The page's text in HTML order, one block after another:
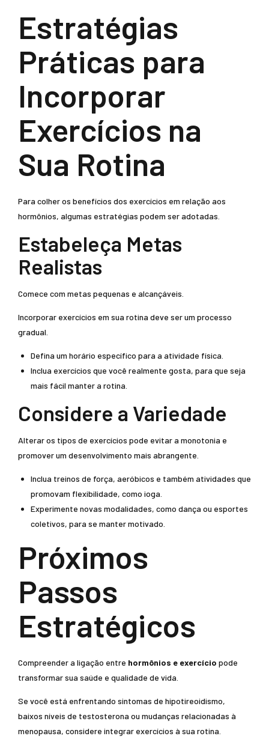
Estratégias
Práticas para
Incorporar
Exercícios na
Sua Rotina
Para colher os benefícios dos exercícios em relação aos
hormônios, algumas estratégias podem ser adotadas.
Estabeleça Metas
Realistas
Comece com metas pequenas e alcançáveis.
Incorporar exercícios em sua rotina deve ser um processo
gradual.
Defina um horário específico para a atividade física.
Inclua exercícios que você realmente gosta, para que seja
mais fácil manter a rotina.
Considere a Variedade
Alterar os tipos de exercícios pode evitar a monotonia e
promover um desenvolvimento mais abrangente.
Inclua treinos de força, aeróbicos e também atividades que
promovam flexibilidade, como ioga.
Experimente novas modalidades, como dança ou esportes
coletivos, para se manter motivado.
Próximos
Passos
Estratégicos
Compreender a ligação entre hormônios e exercício pode
transformar sua saúde e qualidade de vida.
Se você está enfrentando sintomas de hipotireoidismo,
baixos níveis de testosterona ou mudanças relacionadas à
menopausa, considere integrar exercícios à sua rotina.